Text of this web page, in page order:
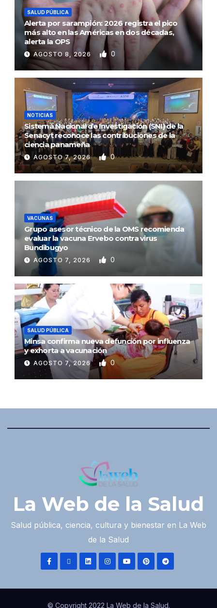
SALUD PÚBLICA
Alerta por sarampión: 2026 registra el pico
más alto en las Américas en dos décadas,
alerta la OPS
AGOSTO 8, 2026 0
NOTICIAS
Sistema Nacional de Investigación (SNI) de la
Senacyt reconoce las contribuciones de la
ciencia panameña
AGOSTO 7, 2026 0
VACUNAS
Grupo asesor técnico de la OMS recomienda
evaluar la vacuna Ervebo contra virus
Bundibugyo
AGOSTO 7, 2026 0
SALUD PÚBLICA
Minsa confirma nueva defunción por influenza
y exhorta a vacunación
AGOSTO 7, 2026 0
La Web de la Salud
Salud pública, ciencia, cultura y bienestar en La Web
de la Salud
© Copyright 2022 La Web de la Salud.